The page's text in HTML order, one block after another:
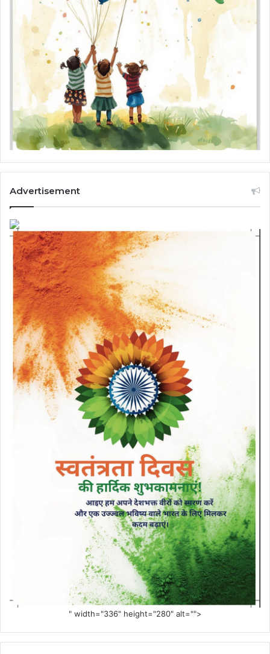
Advertisement
" width="336" height="280" alt="">